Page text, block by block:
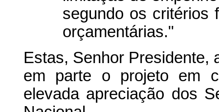
segundo os critérios
orçamentárias."
Estas, Senhor Presidente,
em parte o projeto em
elevada apreciação dos